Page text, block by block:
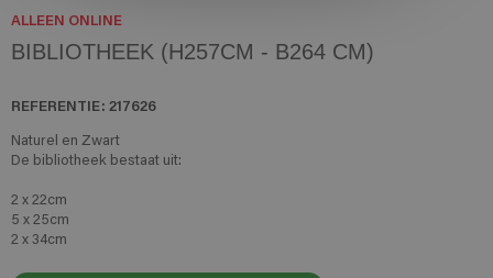
ALLEEN ONLINE
BIBLIOTHEEK (H257CM - B264 CM)
REFERENTIE: 217626
Naturel en Zwart
De bibliotheek bestaat uit:
2 x 22cm
5 x 25cm
2 x 34cm